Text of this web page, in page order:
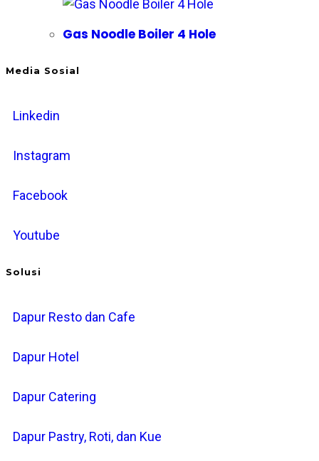
Gas Noodle Boiler 4 Hole
Media Sosial
Linkedin
Instagram
Facebook
Youtube
Solusi
Dapur Resto dan Cafe
Dapur Hotel
Dapur Catering
Dapur Pastry, Roti, dan Kue